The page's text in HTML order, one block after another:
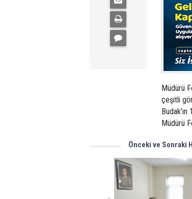
Müdürü
çeşitli
Müdürü
Önceki ve Sonraki